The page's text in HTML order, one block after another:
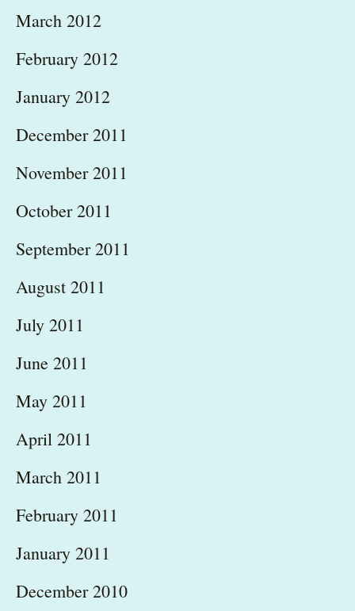
March 2012
February 2012
January 2012
December 2011
November 2011
October 2011
September 2011
August 2011
July 2011
June 2011
May 2011
April 2011
March 2011
February 2011
January 2011
December 2010